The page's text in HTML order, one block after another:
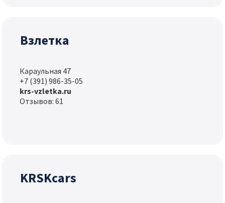
Взлетка
Караульная 47
+7 (391) 986-35-05
krs-vzletka.ru
Отзывов: 61
KRSKcars